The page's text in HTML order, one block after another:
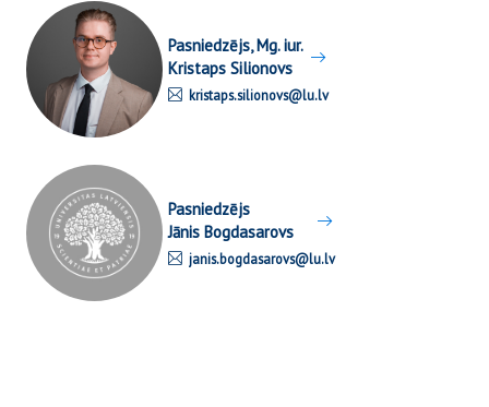
Pasniedzējs, Mg. iur.
Kristaps Silionovs
kristaps.silionovs@lu.lv
Pasniedzējs
Jānis Bogdasarovs
janis.bogdasarovs@lu.lv